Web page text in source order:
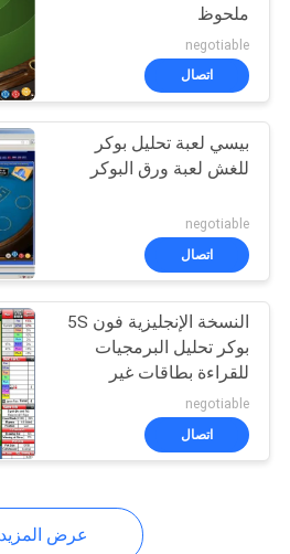
لعبة البوكر
15
لعب الورق
الحبر
16
ملحوظ
negotiable
اتصال
بيسي لعبة تحليل بوكر
للغش لعبة ورق البوكر
negotiable
اتصال
النسخة الإنجليزية فون 5S
بوكر تحليل البرمجيات
للقراءة بطاقات غير
ملحوظ
negotiable
اتصال
عرض المزيد